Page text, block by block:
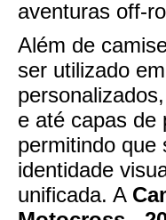
aventuras off-
Além de
ser utilizado
e até capas de
permitindo que
identidade
unificada. A